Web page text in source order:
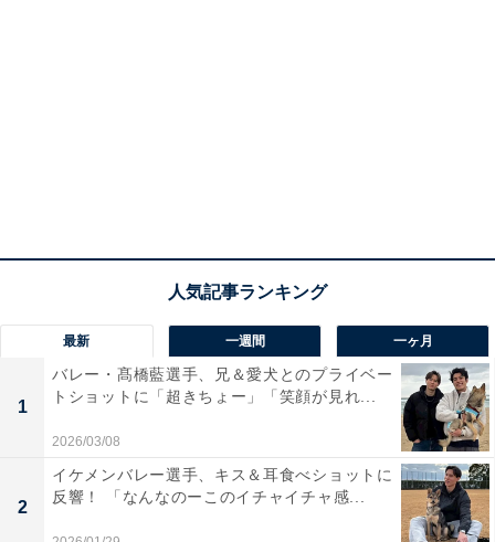
最新 一週間 一ヶ月
1
バレー・髙橋藍選手、兄＆愛犬とのプライベー
トショットに「超きちょー」「笑顔が見れ...
2026/03/08
2
イケメンバレー選手、キス＆耳食べショットに
反響！ 「なんなのーこのイチャイチャ感...